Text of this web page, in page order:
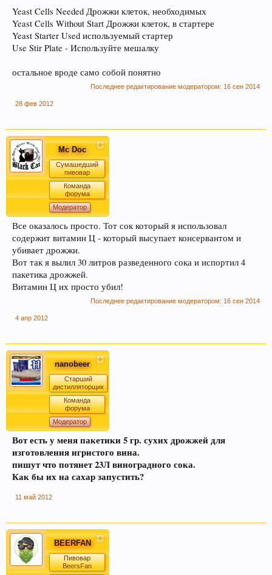
Просьба к модераторам форума, так же помочь
и по возможности прописать в существующих
темах ключевые слова внизу страницы.
Спасибо! С уважением, администрация
внимательнее, и следить за своими сообщениями - все
"флэйм, флуд, оффтопик") не соответствующие по
смыслу той теме в которой были написаны - будут
удалены без предупреждения (даже если несут в себе
ценную информацию, но при этом написаны "не там где
стоило"). Форум растет - содержать его "в чистоте"
становиться сложнее, просим не усложнять труд
модератора. Если Вы в растерянности по поводу поиска
нужной темы – этот момент можно уточнить в чате
Надеемся на понимание, с ув, администрация форума.
УБЕДИТЕЛЬНАЯ ПРОСЬБА!!! Покинуть личные
переписки, которые не актуальные для вас и не
имеют информационной ценности! СПАСИБО
Этот сайт использует файлы cookie. Продолжая
пользоваться данным сайтом, Вы соглашаетесь
на использование нами Ваших файлов cookie.
Узнать больше.
Yeast Cells Needed Дрожжи клеток, необходимых
Yeast Cells Without Start Дрожжи клеток, в стартере
Yeast Starter Used используемый стартер
Use Stir Plate - Используйте мешалку
остальное вроде само собой понятно
Последнее редактирование модератором: 16 сен 2014
28 фев 2012
Mc Doc
Сумашедший
пивовар
Команда
форума
Модератор
Все оказалось просто. Тот сок который я использовал
содержит витамин Ц - который высупает консервантом и
убивает дрожжи.
Вот так я вылил 30 литров разведенного сока и испортил 4
пакетика дрожжей.
Витамин Ц их просто убил!
Последнее редактирование модератором: 16 сен 2014
4 апр 2012
nanobeer
Старший
дистилляторщик
Команда
форума
Модератор
Вот есть у меня пакетики 5 гр. сухих дрожжей для
изготовления игристого вина.
пишут что потянет 23Л виноградного сока.
Как бы их на сахар запустить?
11 май 2012
BEERFAN
Пивовар
BeersFan